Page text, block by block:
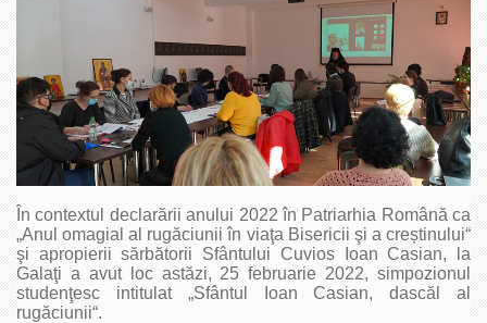
În contextul declarării anului 2022 în Patriarhia Română ca
„Anul omagial al rugăciunii în viaţa Bisericii şi a creștinului“
şi apropierii sărbătorii Sfântului Cuvios Ioan Casian, la
Galaţi a avut loc astăzi, 25 februarie 2022, simpozionul
studenţesc intitulat „Sfântul Ioan Casian, dascăl al
rugăciunii“.